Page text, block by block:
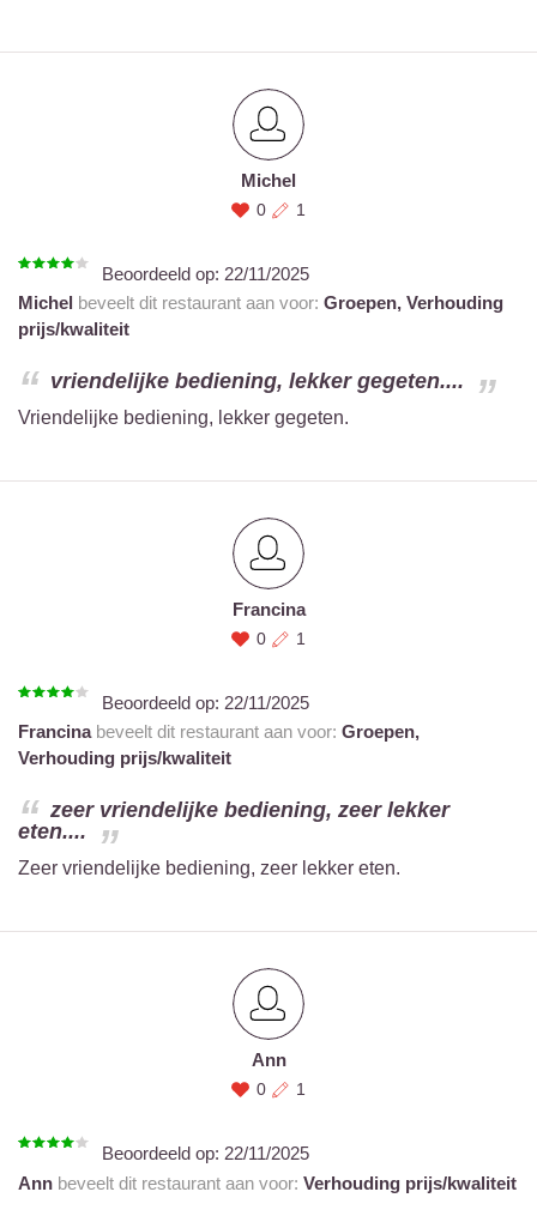
Michel
0 1
Beoordeeld op: 22/11/2025
Michel beveelt dit restaurant aan voor: Groepen, Verhouding
prijs/kwaliteit
vriendelijke bediening, lekker gegeten....
Vriendelijke bediening, lekker gegeten.
Francina
0 1
Beoordeeld op: 22/11/2025
Francinabeveelt dit restaurant aan voor: Groepen,
Verhouding prijs/kwaliteit
zeer vriendelijke bediening, zeer lekker
eten....
Zeer vriendelijke bediening, zeer lekker eten.
Ann
0 1
Beoordeeld op: 22/11/2025
Ann beveelt dit restaurant aan voor: Verhouding prijs/kwaliteit